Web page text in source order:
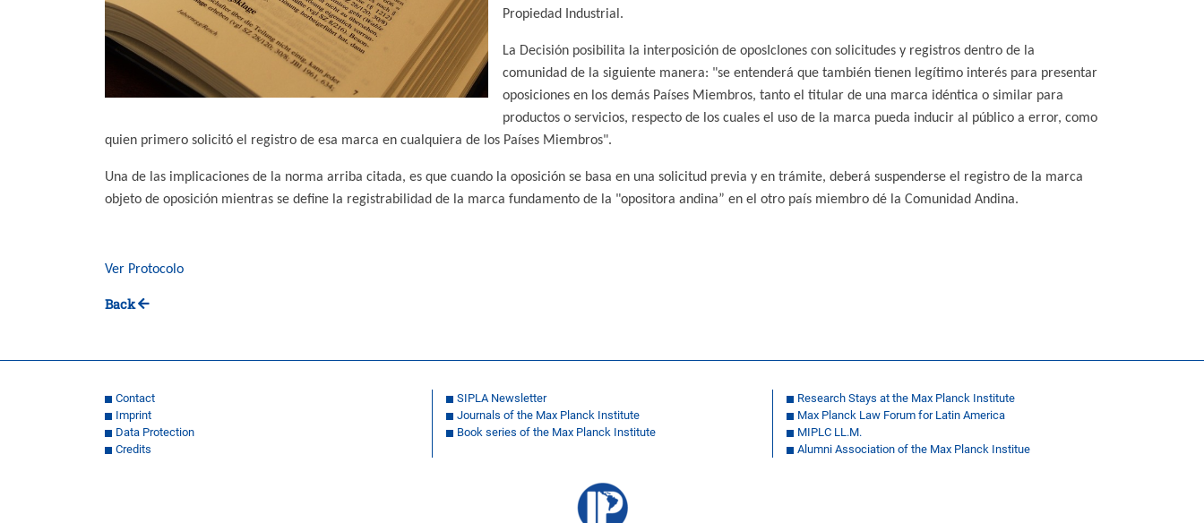
Propiedad Industrial.
La Decisión posibilita la interposición de oposIcIones con solicitudes y registros dentro de la
comunidad de la siguiente manera: "se entenderá que también tienen legítimo interés para presentar
oposiciones en los demás Países Miembros, tanto el titular de una marca idéntica o similar para
productos o servicios, respecto de los cuales el uso de la marca pueda inducir al público a error, como
quien primero solicitó el registro de esa marca en cualquiera de los Países Miembros".
Una de las implicaciones de la norma arriba citada, es que cuando la oposición se basa en una solicitud previa y en trámite, deberá suspenderse el registro de la marca
objeto de oposición mientras se define la registrabilidad de la marca fundamento de la "opositora andina” en el otro país miembro dé la Comunidad Andina.
Ver Protocolo
Back
Contact
Imprint
Data Protection
Credits
SIPLA Newsletter
Journals of the Max Planck Institute
Book series of the Max Planck Institute
Research Stays at the Max Planck Institute
Max Planck Law Forum for Latin America
MIPLC LL.M.
Alumni Association of the Max Planck Institue